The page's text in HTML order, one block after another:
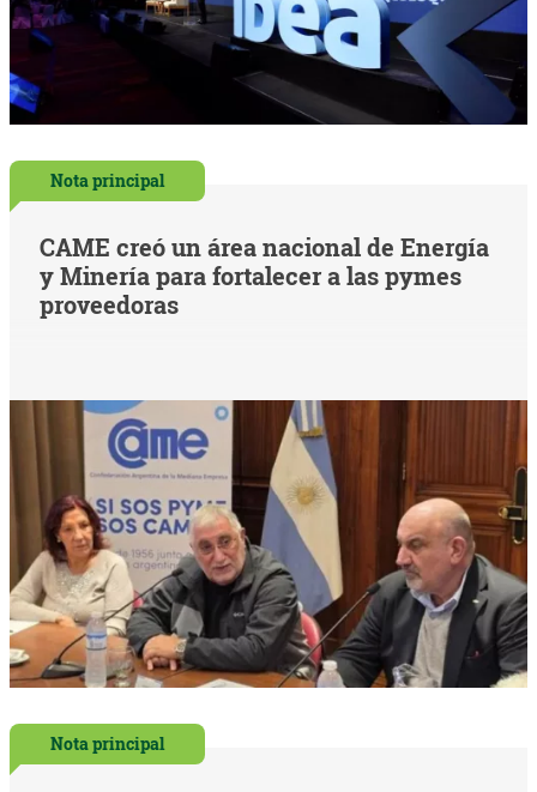
Nota principal
CAME creó un área nacional de Energía
y Minería para fortalecer a las pymes
proveedoras
Nota principal